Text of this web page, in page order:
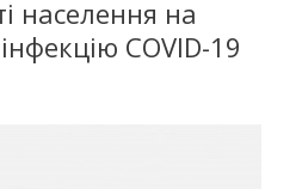
населення на
COVID-19